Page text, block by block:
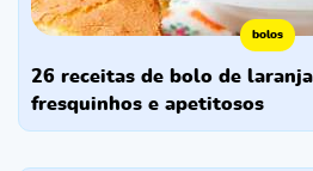
bolos
26 receitas de bolo de laranja incluindo tipos
fresquinhos e apetitosos